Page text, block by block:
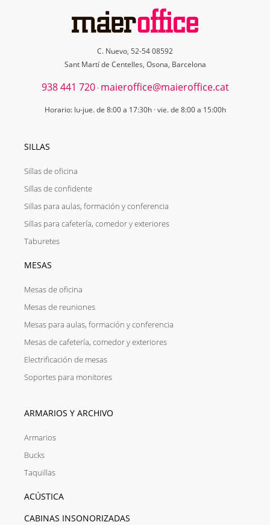
C. Nuevo, 52-54 08592
Sant Martí de Centelles, Osona, Barcelona
938 441 720· maieroffice@maieroffice.cat
Horario: lu-jue. de 8:00 a 17:30h · vie. de 8:00 a 15:00h
SILLAS
Sillas de oficina
Sillas de confidente
Sillas para aulas, formación y conferencia
Sillas para cafetería, comedor y exteriores
Taburetes
MESAS
Mesas de oficina
Mesas de reuniones
Mesas para aulas, formación y conferencia
Mesas de cafetería, comedor y exteriores
Electrificación de mesas
Soportes para monitores
ARMARIOS Y ARCHIVO
Armarios
Bucks
Taquillas
ACÚSTICA
CABINAS INSONORIZADAS